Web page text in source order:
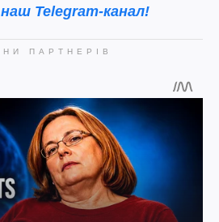
наш Telegram-канал!